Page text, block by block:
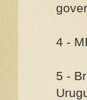
4 -
5 -